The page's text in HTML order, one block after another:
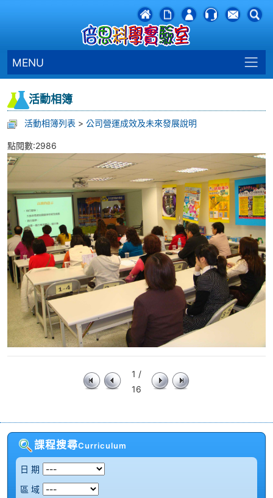
MENU
活動相簿
活動相簿列表 > 公司營運成效及未來發展說明
點閱數:2986
1 /
16
課程搜尋Curriculum
日 期
區 域